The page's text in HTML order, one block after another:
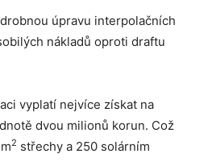
úpravu interpolačních
nákladů oproti draftu
vyplatí nejvíce získat na
dvou milionů korun. Což
2 střechy a 250 solárním